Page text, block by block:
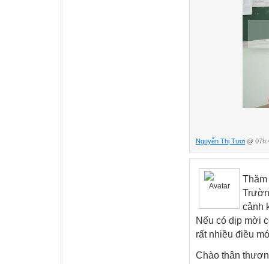
Nguyễn Thị Tươi @
cảnh
Nếu có dịp mời
rất nhiều điều
Chào thân